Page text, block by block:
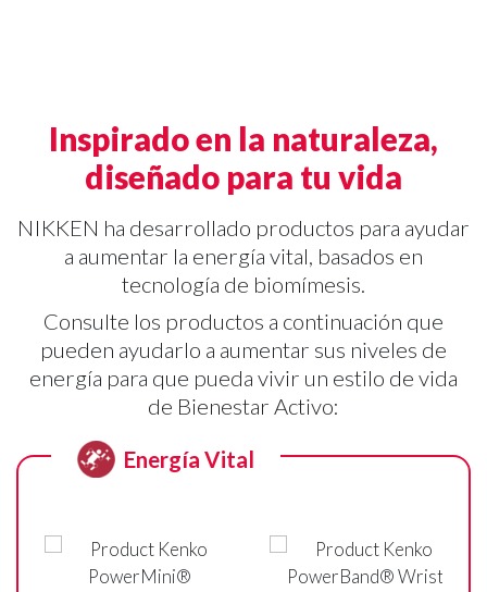
Inspirado en la naturaleza,
diseñado para tu vida
NIKKEN ha desarrollado productos para ayudar
a aumentar la energía vital, basados en
tecnología de biomímesis.
Consulte los productos a continuación que
pueden ayudarlo a aumentar sus niveles de
energía para que pueda vivir un estilo de vida
de Bienestar Activo:
Energía Vital